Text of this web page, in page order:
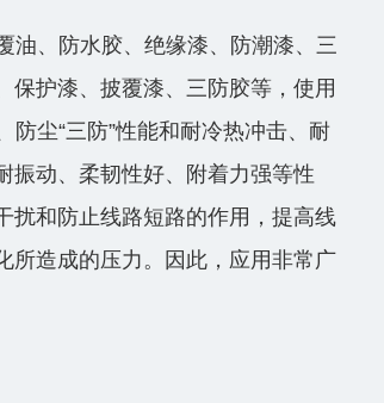
油、防水胶、绝缘漆、防潮漆、三
保护漆、披覆漆、三防胶等，使用
尘“三防”性能和耐冷热冲击、耐
振动、柔韧性好、附着力强等性
扰和防止线路短路的作用，提高线
所造成的压力。因此，应用非常广